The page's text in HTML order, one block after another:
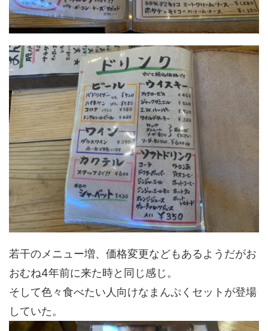
若干のメニュー増、価格変更などもあるようだがお
おむね4年前に来た時と同じ感じ。
そして色々食べたい人向けなまんぷくセットが登場
していた。